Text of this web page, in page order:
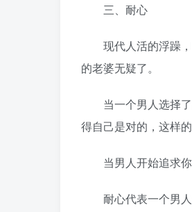
三、耐心
现代人活的浮躁，
的老婆无疑了。
当一个男人选择了
得自己是对的，这样
当男人开始追求你
耐心代表一个男人